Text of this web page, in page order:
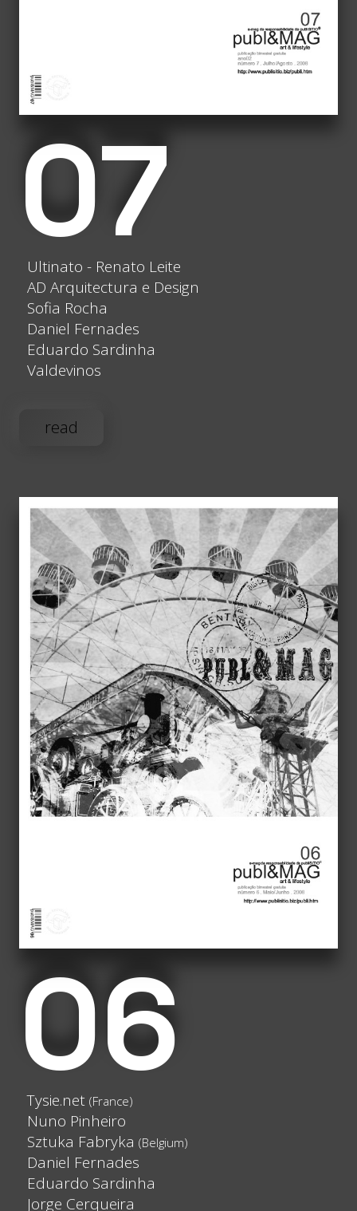
07
Ultinato - Renato Leite
AD Arquitectura e Design
Sofia Rocha
Daniel Fernades
Eduardo Sardinha
Valdevinos
read
06
Tysie.net (France)
Nuno Pinheiro
Sztuka Fabryka (Belgium)
Daniel Fernades
Eduardo Sardinha
Jorge Cerqueira